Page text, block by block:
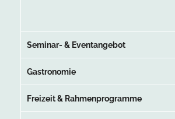
Seminar- & Eventangebot
Gastronomie
Freizeit & Rahmenprogramme